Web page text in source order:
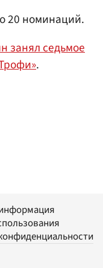
20 номинаций.
занял седьмое
.